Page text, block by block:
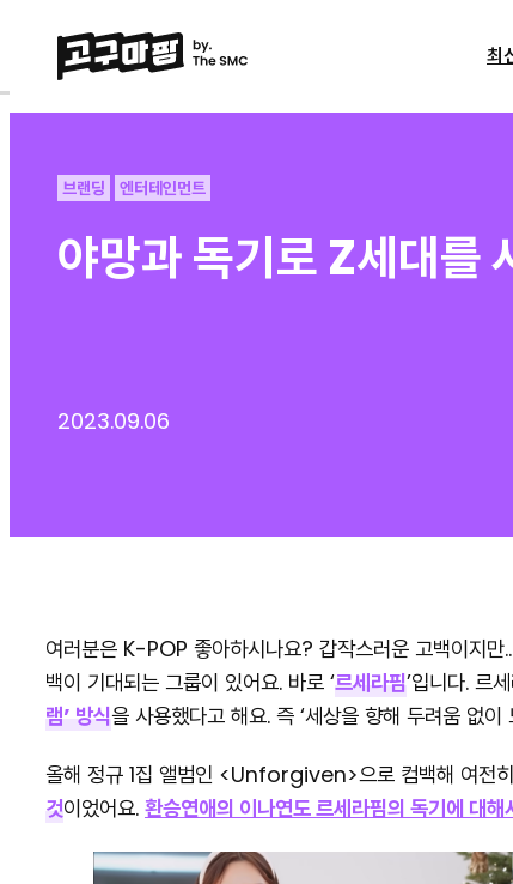
최
브랜딩 엔터테인먼트
야망과 독기로 Z세대를
2023.09.06
여러분은 K-POP 좋아하시나요? 갑작스러운 고백이지
백이 기대되는 그룹이 있어요. 바로 ‘르세라핌’입니다. 르
램’ 방식을 사용했다고 해요. 즉 ‘세상을 향해 두려움 없
올해 정규 1집 앨범인 <Unforgiven>으로 컴백해 여전
것이었어요. 환승연애의 이나연도 르세라핌의 독기에 대해